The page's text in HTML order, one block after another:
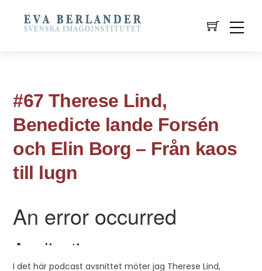
#67 Therese Lind,
Benedicte lande Forsén
och Elin Borg – Från kaos
till lugn
I det här podcast avsnittet möter jag Therese Lind,